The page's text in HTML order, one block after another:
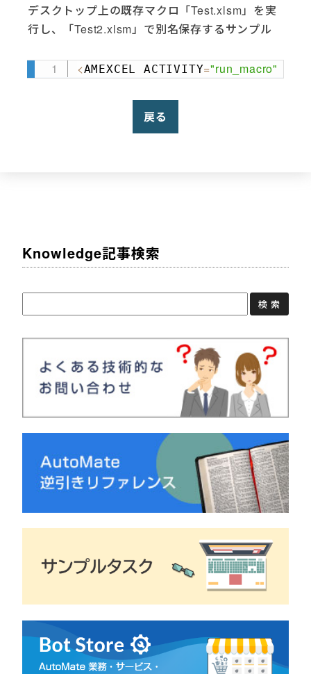
デスクトップ上の既存マクロ「Test.xlsm」を実
行し、「Test2.xlsm」で別名保存するサンプル
<AMEXCEL ACTIVITY="run_macro"
Copy
戻る
Knowledge記事検索